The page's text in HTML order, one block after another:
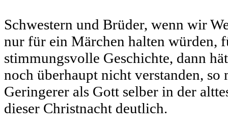
Schwestern und Brüder, wenn wir
nur für ein Märchen halten würden,
stimmungsvolle Geschichte, dann
noch überhaupt nicht verstanden, so
Geringerer als Gott selber in der
dieser Christnacht deutlich.